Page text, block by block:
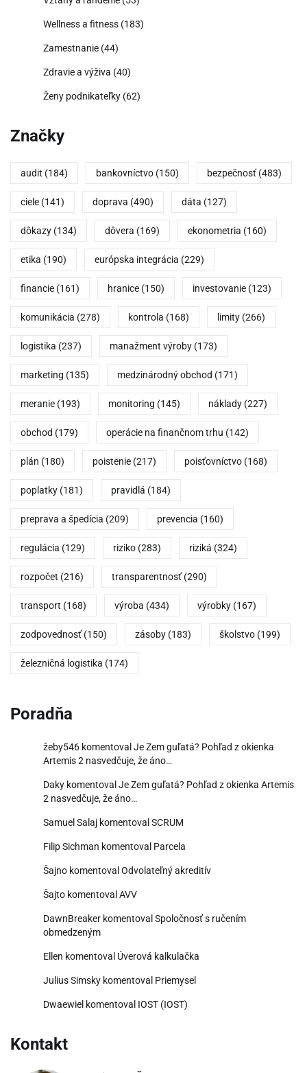
Wellness a fitness (183)
Zamestnanie (44)
Zdravie a výživa (40)
Ženy podnikateľky (62)
Značky
audit (184) bankovníctvo (150) bezpečnosť (483)
ciele (141) doprava (490) dáta (127)
dôkazy (134) dôvera (169) ekonometria (160)
etika (190) európska integrácia (229)
financie (161) hranice (150) investovanie (123)
komunikácia (278) kontrola (168) limity (266)
logistika (237) manažment výroby (173)
marketing (135) medzinárodný obchod (171)
meranie (193) monitoring (145) náklady (227)
obchod (179) operácie na finančnom trhu (142)
plán (180) poistenie (217) poisťovníctvo (168)
poplatky (181) pravidlá (184)
preprava a špedícia (209) prevencia (160)
regulácia (129) riziko (283) riziká (324)
rozpočet (216) transparentnosť (290)
transport (168) výroba (434) výrobky (167)
zodpovednosť (150) zásoby (183) školstvo (199)
železničná logistika (174)
Poradňa
žeby546 komentovalJe Zem guľatá? Pohľad z okienka
Artemis 2 nasvedčuje, že áno…
Daky komentovalJe Zem guľatá? Pohľad z okienka Artemis
2 nasvedčuje, že áno…
Samuel Salaj komentovalSCRUM
Filip Sichman komentoval Parcela
Šajno komentovalOdvolateľný akreditív
Šajto komentovalAVV
DawnBreaker komentovalSpoločnosť s ručením
obmedzeným
Ellen komentoval Úverová kalkulačka
Julius Simsky komentoval Priemysel
Dwaewiel komentoval IOST (IOST)
Kontakt